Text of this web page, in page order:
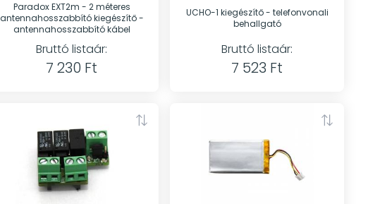
Paradox EXT2m - 2 méteres
antennahosszabbító kiegészítő -
antennahosszabbító kábel
Bruttó listaár:
7 230 Ft
UCHO-1 kiegészítő - telefonvonali
behallgató
Bruttó listaár:
7 523 Ft